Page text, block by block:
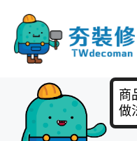
商
做